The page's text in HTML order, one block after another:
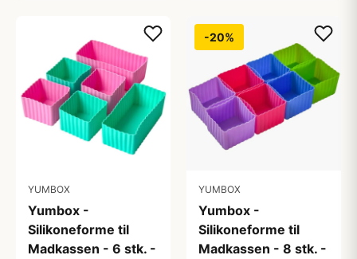
YUMBOX
Yumbox -
Silikoneforme til
Madkassen - 6 stk. -
-20%
YUMBOX
Yumbox -
Silikoneforme til
Madkassen - 8 stk. -